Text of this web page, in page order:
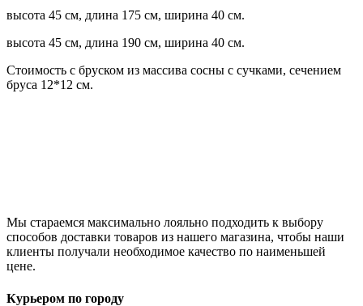
высота 45 см, длина 175 см, ширина 40 см.
высота 45 см, длина 190 см, ширина 40 см.
Стоимость с бруском из массива сосны с сучками, сечением
бруса 12*12 см.
Мы стараемся максимально лояльно подходить к выбору
способов доставки товаров из нашего магазина, чтобы наши
клиенты получали необходимое качество по наименьшей
цене.
Курьером по городу